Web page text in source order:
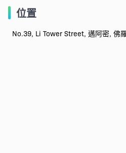
位置
No.39, Li Tower Street, 邁阿密, 佛